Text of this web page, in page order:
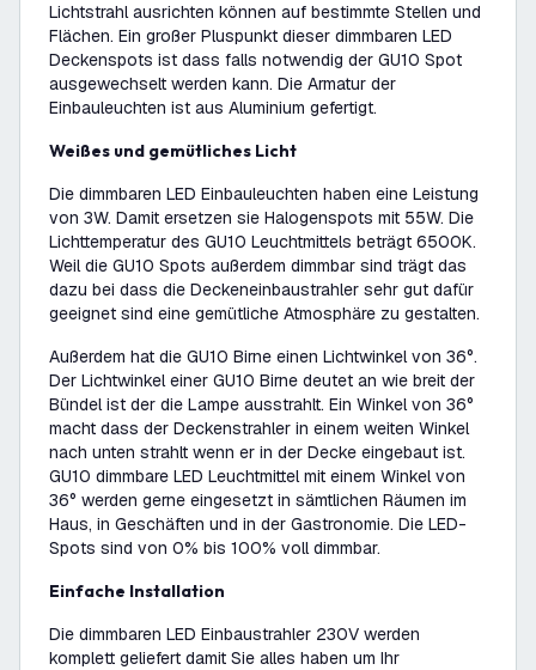
Lichtstrahl ausrichten können auf bestimmte Stellen und
Flächen. Ein großer Pluspunkt dieser dimmbaren LED
Deckenspots ist dass falls notwendig der GU10 Spot
ausgewechselt werden kann. Die Armatur der
Einbauleuchten ist aus Aluminium gefertigt.
Weißes und gemütliches Licht
Die dimmbaren LED Einbauleuchten haben eine Leistung
von 3W. Damit ersetzen sie Halogenspots mit 55W. Die
Lichttemperatur des GU10 Leuchtmittels beträgt 6500K.
Weil die GU10 Spots außerdem dimmbar sind trägt das
dazu bei dass die Deckeneinbaustrahler sehr gut dafür
geeignet sind eine gemütliche Atmosphäre zu gestalten.
Außerdem hat die GU10 Birne einen Lichtwinkel von 36°.
Der Lichtwinkel einer GU10 Birne deutet an wie breit der
Bündel ist der die Lampe ausstrahlt. Ein Winkel von 36°
macht dass der Deckenstrahler in einem weiten Winkel
nach unten strahlt wenn er in der Decke eingebaut ist.
GU10 dimmbare LED Leuchtmittel mit einem Winkel von
36° werden gerne eingesetzt in sämtlichen Räumen im
Haus, in Geschäften und in der Gastronomie. Die LED-
Spots sind von 0% bis 100% voll dimmbar.
Einfache Installation
Die dimmbaren LED Einbaustrahler 230V werden
komplett geliefert damit Sie alles haben um Ihr